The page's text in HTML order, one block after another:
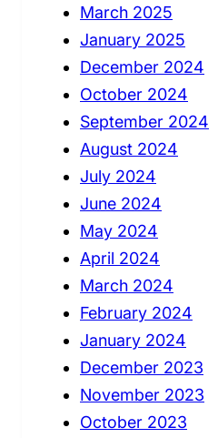
March 2025
January 2025
December 2024
October 2024
September 2024
August 2024
July 2024
June 2024
May 2024
April 2024
March 2024
February 2024
January 2024
December 2023
November 2023
October 2023